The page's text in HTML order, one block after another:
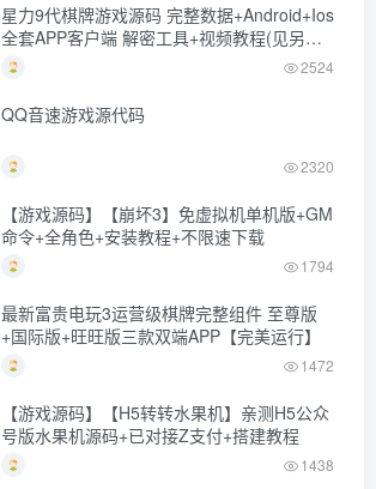
星力9代棋牌游戏源码 完整数据+Android+Ios
全套APP客户端 解密工具+视频教程(见另个
链接)
2524
QQ音速游戏源代码
2320
【游戏源码】【崩坏3】免虚拟机单机版+GM
命令+全角色+安装教程+不限速下载
1794
最新富贵电玩3运营级棋牌完整组件 至尊版
+国际版+旺旺版三款双端APP【完美运行】
1472
【游戏源码】【H5转转水果机】亲测H5公众
号版水果机源码+已对接Z支付+搭建教程
1438